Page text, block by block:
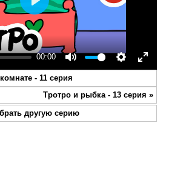
00:00
Mute Settings
Enter
Play
- 11 серия
Тротро и рыбка - 13 серия »
другую серию